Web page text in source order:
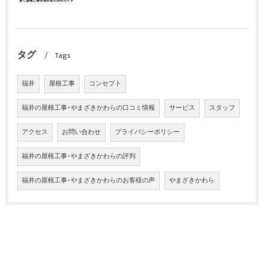
タグ Tags
福井 屋根工事 コンセプト
福井の屋根工事･やまざきかわらの口コミ情報 サービス スタッフ
アクセス お問い合わせ プライバシーポリシー
福井の屋根工事･やまざきかわらの評判
福井の屋根工事･やまざきかわらのお客様の声 やまざきかわら